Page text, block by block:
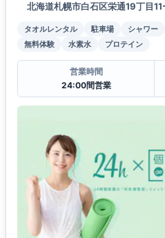
北海道札幌市白石区栄通19丁目
タオルレンタル 駐車場 シャワー
無料体験
水素水 プロテイン
営業時間
24:00間営業